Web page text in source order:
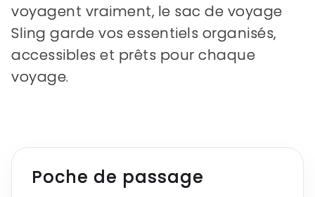
voyagent vraiment, le sac de voyage
Sling garde vos essentiels organisés,
accessibles et prêts pour chaque
voyage.
Poche de passage